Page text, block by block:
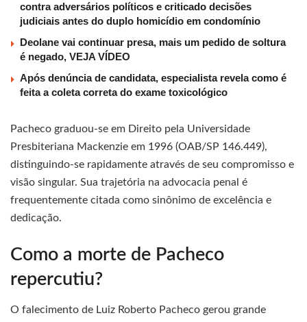
contra adversários políticos e criticado decisões
judiciais antes do duplo homicídio em condomínio
Deolane vai continuar presa, mais um pedido de soltura
é negado, VEJA VÍDEO
Após denúncia de candidata, especialista revela como é
feita a coleta correta do exame toxicológico
Pacheco graduou-se em Direito pela Universidade
Presbiteriana Mackenzie em 1996 (OAB/SP 146.449),
distinguindo-se rapidamente através de seu compromisso e
visão singular. Sua trajetória na advocacia penal é
frequentemente citada como sinônimo de excelência e
dedicação.
Como a morte de Pacheco
repercutiu?
O falecimento de Luiz Roberto Pacheco gerou grande